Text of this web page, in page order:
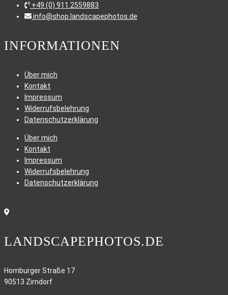
+49 (0) 911.2559883
info@shop.landscapephotos.de
INFORMATIONEN
Über mich
Kontakt
Impressum
Widerrufsbelehrung
Datenschutzerklärung
Über mich
Kontakt
Impressum
Widerrufsbelehrung
Datenschutzerklärung
LANDSCAPEPHOTOS.DE
Homburger Straße 17
90513 Zirndorf